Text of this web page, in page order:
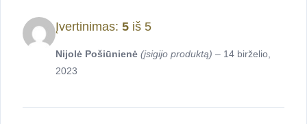
Įvertinimas: 5 iš 5
Nijolė Pošiūnienė (įsigijo produktą) – 14 birželio,
2023